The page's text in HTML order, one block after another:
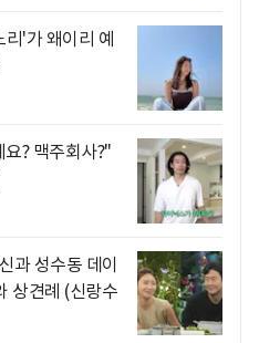
'가 왜이리 예
? 맥주회사?"
과 성수동 데이
상견례 (신랑수